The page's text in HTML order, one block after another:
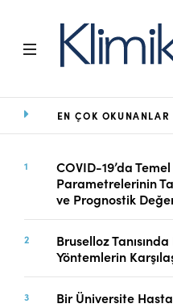
Ana Sayfa
Amaç ve Kapsam
Açık Erişim İlkesi
Yayın Kurulu
Editoryal Süreç
Danışmanlık Süreci
Yazarlara Bilgi
EN ÇOK OKUNANLAR
COVID-19’da
Parametrelerinin
ve Prognostik
Bruselloz
Yöntemlerin
Bir Üniversite